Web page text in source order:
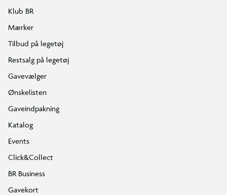
Klub BR
Mærker
Tilbud på legetøj
Restsalg på legetøj
Gavevælger
Ønskelisten
Gaveindpakning
Katalog
Events
Click&Collect
BR Business
Gavekort